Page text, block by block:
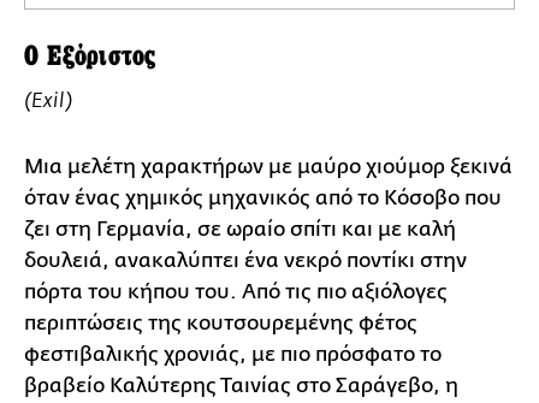
Play Mute Settings
Ο Εξόριστος
(Exil)
Μια μελέτη χαρακτήρων με μαύρο χιούμορ ξεκινά
όταν ένας χημικός μηχανικός από το Κόσοβο που
ζει στη Γερμανία, σε ωραίο σπίτι και με καλή
δουλειά, ανακαλύπτει ένα νεκρό ποντίκι στην
πόρτα του κήπου του. Από τις πιο αξιόλογες
περιπτώσεις της κουτσουρεμένης φέτος
φεστιβαλικής χρονιάς, με πιο πρόσφατο το
βραβείο Καλύτερης Ταινίας στο Σαράγεβο, η